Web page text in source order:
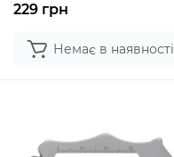
229 грн
Немає в наявності